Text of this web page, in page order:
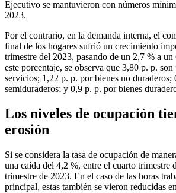
Ejecutivo se mantuvieron con números
2023.
Por el contrario, en la demanda interna, el
final de los hogares sufrió un crecimiento
trimestre del 2023, pasando de un 2,7 % a un
este porcentaje, se observa que 3,80 p. p.
servicios; 1,22 p. p. por bienes no duraderos;
semiduraderos; y 0,9 p. p. por bienes
Los niveles de ocupación
erosión
Si se considera la tasa de ocupación de
una caída del 4,2 %, entre el cuarto trimestre
trimestre de 2023. En el caso de las horas
principal, estas también se vieron reducidas